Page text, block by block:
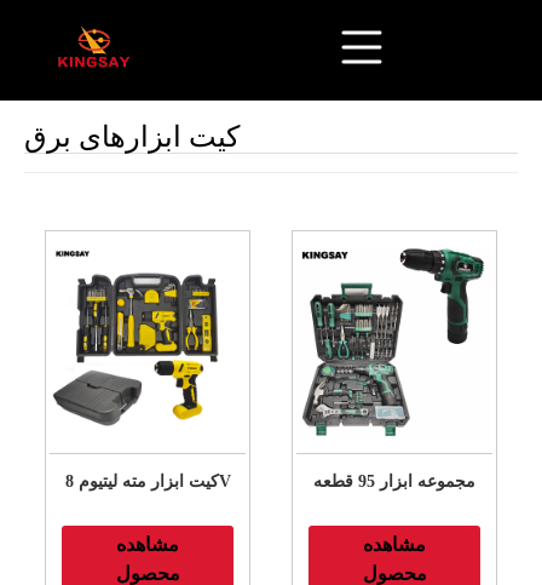
کیت ابزارهای برق
کیت ابزار مته لیتیوم 8V
مشاهده
محصول
مجموعه ابزار 95 قطعه
مشاهده
محصول